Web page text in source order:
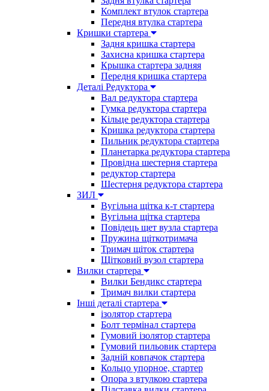
Комплект втулок стартера
Передня втулка стартера
Кришки стартера
Задня кришка стартера
Захисна кришка стартера
Крышка стартера задняя
Передня кришка стартера
Деталі Редуктора
Вал редуктора стартера
Гумка редуктора стартера
Кільце редуктора стартера
Кришка редуктора стартера
Пильник редуктора стартера
Планетарка редуктора стартера
Провідна шестерня стартера
редуктор стартера
Шестерня редуктора стартера
ЗИЛ
Вугільна щітка к-т стартера
Вугільна щітка стартера
Повідець щет вузла стартера
Пружина щіткотримача
Тримач щіток стартера
Щітковий вузол стартера
Вилки стартера
Вилки Бендикс стартера
Тримач вилки стартера
Інші деталі стартера
ізолятор стартера
Болт термінал стартера
Гумовий ізолятор стартера
Гумовий пильовик стартера
Задній ковпачок стартера
Кольцо упорное, стартер
Опора з втулкою стартера